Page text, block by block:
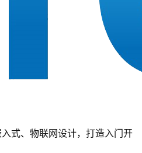
式、物联网设计，打造入门开